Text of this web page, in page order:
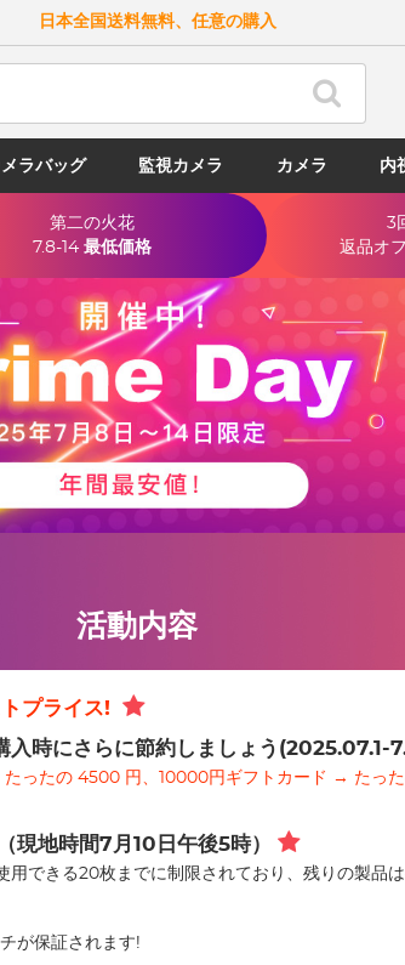
日本全国送料無料、任意の購入
ラバッグ 監視カメラ カメラ 内
第二の火花
7.8-14最低価格
3
返品オ
活動内容
プライス!
入時にさらに節約しましょう(2025.07.1-
ったの 4500 円、10000円ギフトカード → たっ
現地時間7月10日午後5時）
できる20枚までに制限されており、残りの製品は
が保証されます!